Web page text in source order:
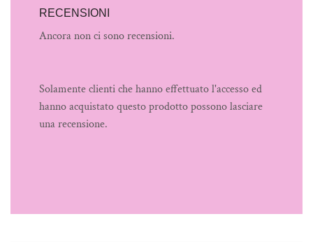
RECENSIONI
Ancora non ci sono recensioni.
Solamente clienti che hanno effettuato l'accesso ed
hanno acquistato questo prodotto possono lasciare
una recensione.